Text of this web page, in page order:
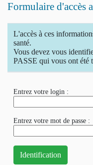
Formulaire d'accès
L'accès à ces
santé.
Vous devez vous
PASSE qui vous ont été
Entrez votre login :
Entrez votre mot de passe :